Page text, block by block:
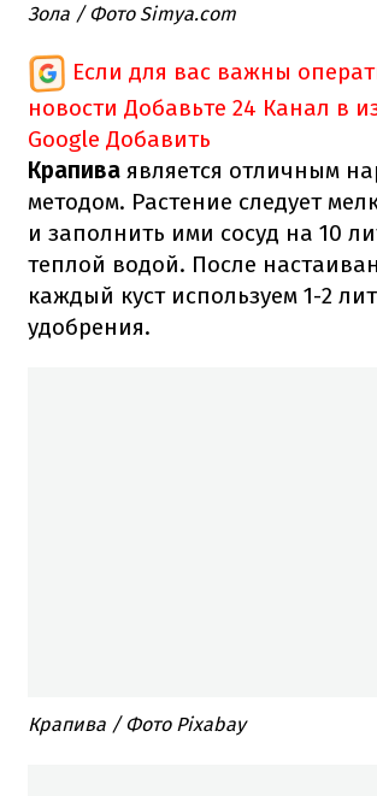
Зола / Фото Simya.com
Если для вас важны
новости Добавьте 24 Канал в
Google Добавить
Крапива является отличным
методом. Растение следует
и заполнить ими сосуд на 10
теплой водой. После
каждый куст используем 1-2
удобрения.
Крапива / Фото Pixabay